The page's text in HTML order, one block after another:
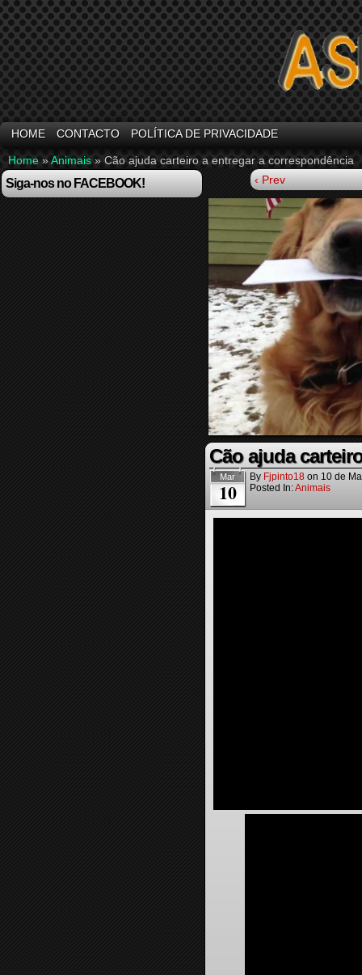
HOME CONTACTO POLÍTICA DE PRIVACIDADE
Home »Animais » Cão ajuda carteiro a entregar a correspondência
Siga-nos no FACEBOOK! ‹ Prev
Cão ajuda
Mar
10
By Fjpinto18 on 10 de
Posted In:Animais